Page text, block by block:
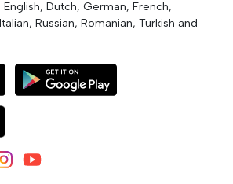
Dutch, German, French,
Russian, Romanian, Turkish and